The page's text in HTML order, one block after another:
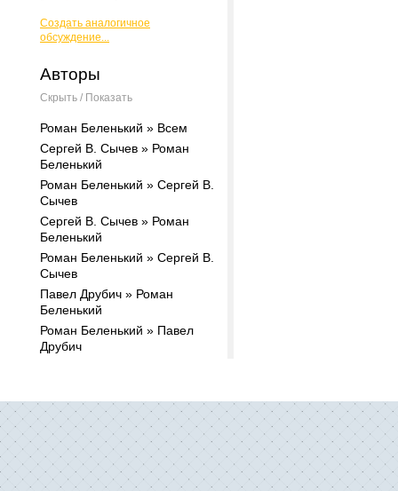
Создать аналогичное
обсуждение...
Авторы
Скрыть / Показать
Роман Беленький » Всем
Сергей В. Сычев » Роман
Беленький
Роман Беленький » Сергей В.
Сычев
Сергей В. Сычев » Роман
Беленький
Роман Беленький » Сергей В.
Сычев
Павел Друбич » Роман
Беленький
Роман Беленький » Павел
Друбич